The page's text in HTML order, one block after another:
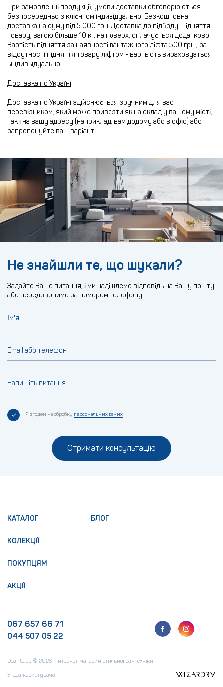
При замовленні продукції, умови доставки обговорюються
безпосередньо з клієнтом індивідуально. Безкоштовна
доставка на суму від 5 000 грн. Доставка до під`їзду. Підняття
товару, вагою більше 10 кг. на поверх, сплачується додатково.
Вартість підняття за наявності вантажного ліфта 500 грн., за
відсутності підняття товару ліфтом - вартысть вираховуэться
ындивыдуально.
Доставка по Україні
Доставка по Україні здійснюється зручним для вас
перевізником, який може привезти як на склад у вашому місті,
так і на вашу адресу (наприклад, вам додому або в офіс) або
запропонуйте ваш варіант.
Не знайшли те, що шукали?
Задайте Ваше питання, і ми надішлемо відповідь на Вашу пошту
або передзвонимо за номером телефону
Ім'я
Email або телефон
Напишіть питання
Я згоден на обробку персональних даних
Отримати консультацію
КАТАЛОГ
КОЛЕКЦІЇ
ПОКУПЦЯМ
АКЦІЇ
БЛОГ
067 657 66 71
044 507 05 22
Deante.ua © 2026 | Інтернет магазин стильної сантехніки
Угода користувача